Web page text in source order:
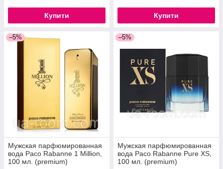
Купити Купити
–5%
Мужская парфюмированная
вода Paco Rabanne 1 Million,
100 мл. (premium)
–5%
Мужская парфюмированная
вода Paco Rabanne Pure XS,
100 мл. (premium)